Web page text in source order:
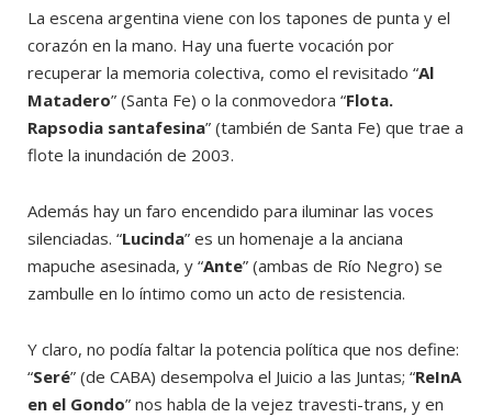
La escena argentina viene con los tapones de punta y el
corazón en la mano. Hay una fuerte vocación por
recuperar la memoria colectiva, como el revisitado “Al
Matadero” (Santa Fe) o la conmovedora “Flota.
Rapsodia santafesina” (también de Santa Fe) que trae a
flote la inundación de 2003.
Además hay un faro encendido para iluminar las voces
silenciadas. “Lucinda” es un homenaje a la anciana
mapuche asesinada, y “Ante” (ambas de Río Negro) se
zambulle en lo íntimo como un acto de resistencia.
Y claro, no podía faltar la potencia política que nos define:
“Seré” (de CABA) desempolva el Juicio a las Juntas; “ReInA
en el Gondo” nos habla de la vejez travesti-trans, y en